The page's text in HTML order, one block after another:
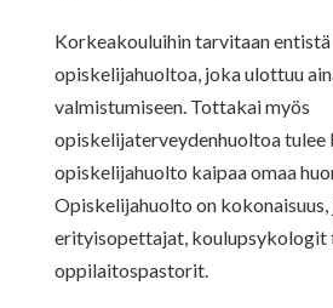
Korkeakouluihin tarvitaan entistä
opiskelijahuoltoa, joka ulottuu
valmistumiseen. Tottakai myös
opiskelijaterveydenhuoltoa tulee
opiskelijahuolto kaipaa omaa
Opiskelijahuolto on
erityisopettajat, koulupsykologit
oppilaitospastorit.